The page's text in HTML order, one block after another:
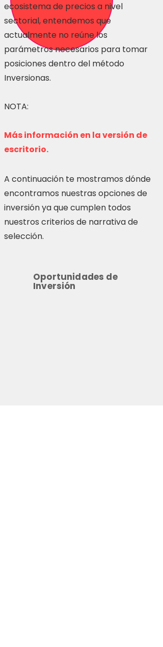
ecosistema de precios a nivel
sectorial, entendemos que
actualmente no reúne los
parámetros necesarios para tomar
posiciones dentro del método
Inversionas.
NOTA:
Más información en la versión de
escritorio.
A continuación te mostramos dónde
encontramos nuestras opciones de
inversión ya que cumplen todos
nuestros criterios de narrativa de
selección.
Oportunidades de
Inversión